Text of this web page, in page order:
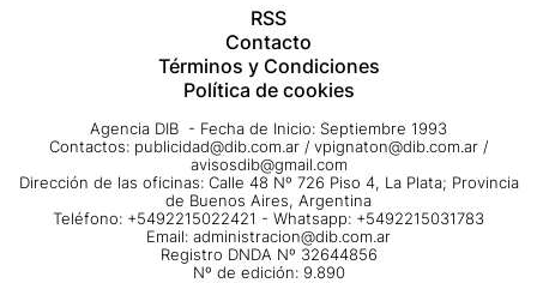
RSS
Contacto
Términos y Condiciones
Política de cookies
Agencia DIB - Fecha de Inicio: Septiembre 1993
Contactos: publicidad@dib.com.ar / vpignaton@dib.com.ar /
avisosdib@gmail.com
Dirección de las oficinas: Calle 48 Nº 726 Piso 4, La Plata; Provincia
de Buenos Aires, Argentina
Teléfono: +5492215022421 - Whatsapp: +5492215031783
Email: administracion@dib.com.ar
Registro DNDA Nº 32644856
Nº de edición: 9.890